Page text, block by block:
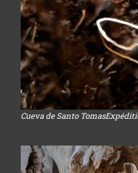
Cueva de Santo